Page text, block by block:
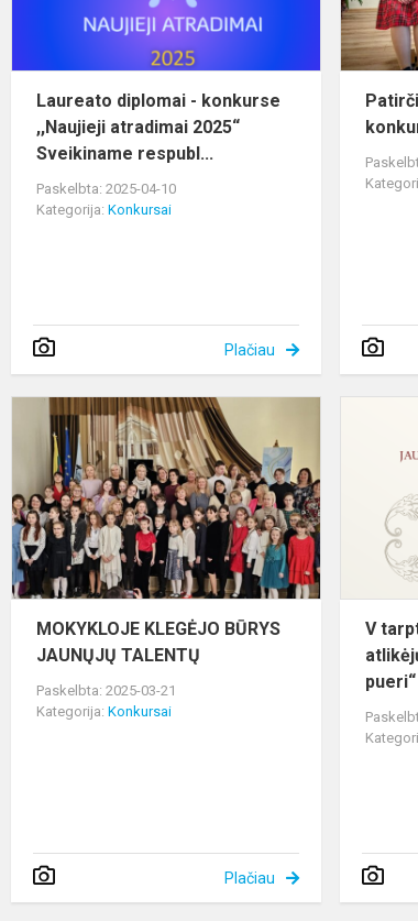
atradimai
2025“
Sv...
Laureato diplomai - konkurse
,,Naujieji atradimai 2025“
Sveikiname respubl...
Paskelbta: 2025-04-10
Kategorija:Konkursai
Plačiau
skyriaus
mokiniai
dalyvauja
tarptautiniame
mokinių
JAUNŲJŲ
TALENTŲ
MOKYKLOJE KLEGĖJO BŪRYS
JAUNŲJŲ TALENTŲ
Paskelbta: 2025-03-21
Kategorija:Konkursai
Plačiau
V